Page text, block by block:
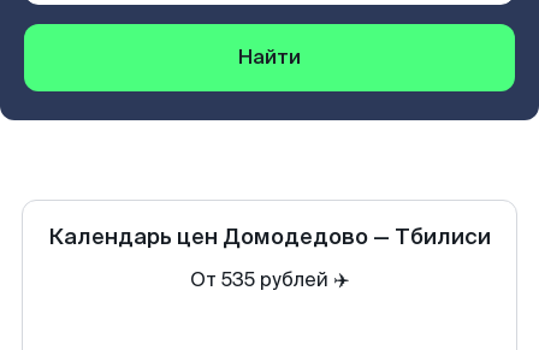
Найти
Календарь цен Домодедово — Тбилиси
От 535 рублей ✈️